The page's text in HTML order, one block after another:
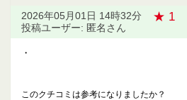
2026年05月01日 14時32分 ★ 1
投稿ユーザー: 匿名さん
・
このクチコミは参考になりましたか？